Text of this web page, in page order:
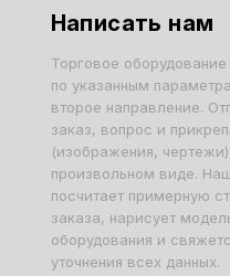
Написать нам
Торговое
по указанным
второе направление.
заказ, вопрос и
(изображения,
произвольном виде.
посчитает примерную
заказа, нарисует
оборудования и
уточнения всех данных.